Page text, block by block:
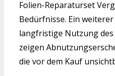
Folien-Reparaturset
Bedürfnisse. Ein
langfristige Nutzung
zeigen
die vor dem Kauf